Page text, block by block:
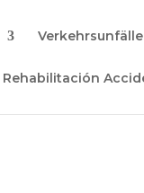
Verkehrsunfälle